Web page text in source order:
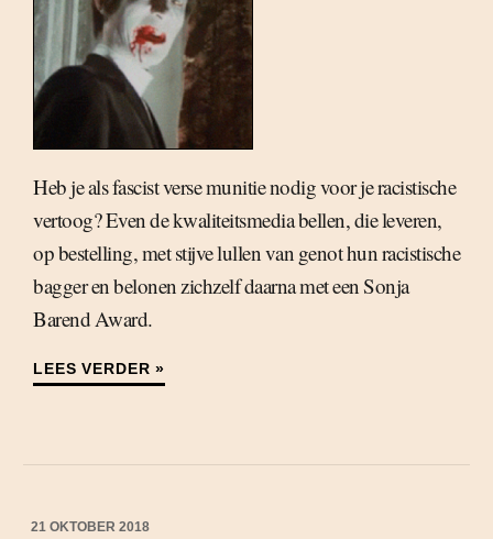
Heb je als fascist verse munitie nodig voor je racistische
vertoog? Even de kwaliteitsmedia bellen, die leveren,
op bestelling, met stijve lullen van genot hun racistische
bagger en belonen zichzelf daarna met een Sonja
Barend Award.
LEES VERDER »
21 OKTOBER 2018